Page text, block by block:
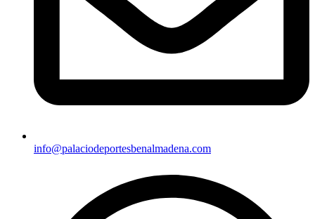
info@palaciodeportesbenalmadena.com